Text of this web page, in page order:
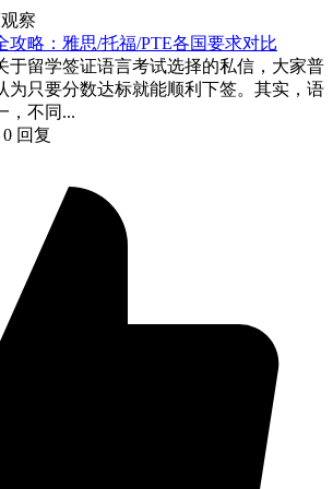
察
攻略：雅思/托福/PTE各国要求对比
于留学签证语言考试选择的私信，大家普
为只要分数达标就能顺利下签。其实，语
，不同...
0 回复